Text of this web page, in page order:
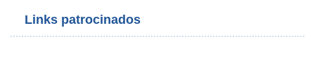
Links patrocinados